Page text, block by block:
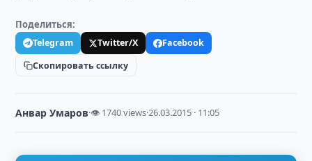
Поделиться:
Telegram Twitter/X
Facebook
Скопировать ссылку
Анвар Умаров·👁 1740 views·26.03.2015 · 11:05